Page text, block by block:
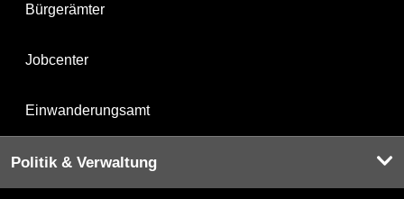
Bürgerämter
Jobcenter
Einwanderungsamt
Politik & Verwaltung